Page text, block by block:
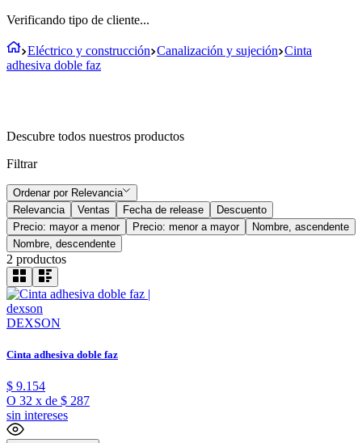
Verificando tipo de cliente...
Eléctrico y construcción Canalización y sujeción Cinta
adhesiva doble faz
Descubre todos nuestros productos
Filtrar
Ordenar por Relevancia
Relevancia
Ventas Fecha de release
Descuento
Precio: mayor a menor
Precio: menor a mayor
Nombre, ascendente
Nombre, descendente
2 productos
DEXSON
Cinta adhesiva doble faz
$ 9.154
O 32 x de $ 287
sin intereses